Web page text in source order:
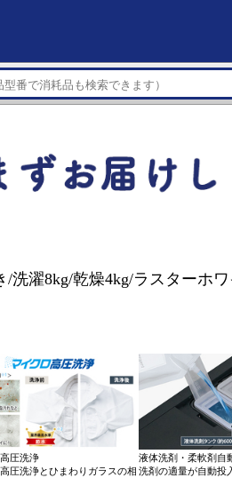
/洗濯8kg/乾燥4kg/ラスターホ
圧洗浄
圧洗浄とひまわりガラスの相
液体洗剤・柔軟剤自
洗剤の適量が自動投